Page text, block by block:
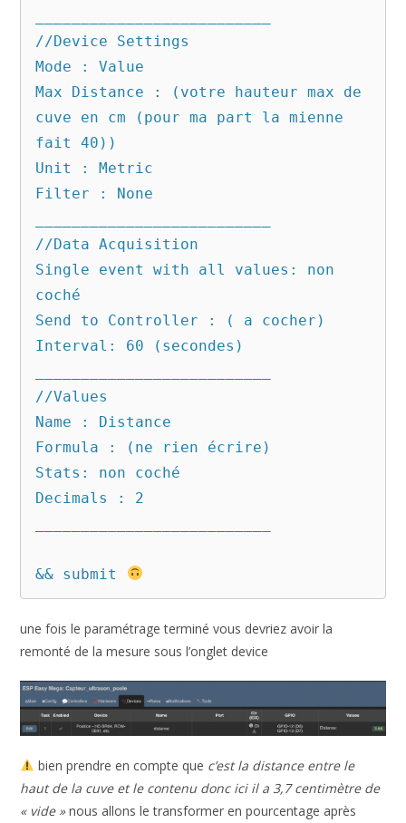
//Device Settings
Mode : Value
Max Distance : (votre hauteur max de
cuve en cm (pour ma part la mienne
fait 40))
Unit : Metric
Filter : None
//Data Acquisition
Single event with all values: non
coché
Send to Controller : ( a cocher)
Interval: 60 (secondes)
//Values
Name : Distance
Formula : (ne rien écrire)
Stats: non coché
Decimals : 2
&& submit
une fois le paramétrage terminé vous devriez avoir la
remonté de la mesure sous l’onglet device
bien prendre en compte que c’est la distance entre le
haut de la cuve et le contenu donc ici il a 3,7 centimètre de
« vide »nous allons le transformer en pourcentage après